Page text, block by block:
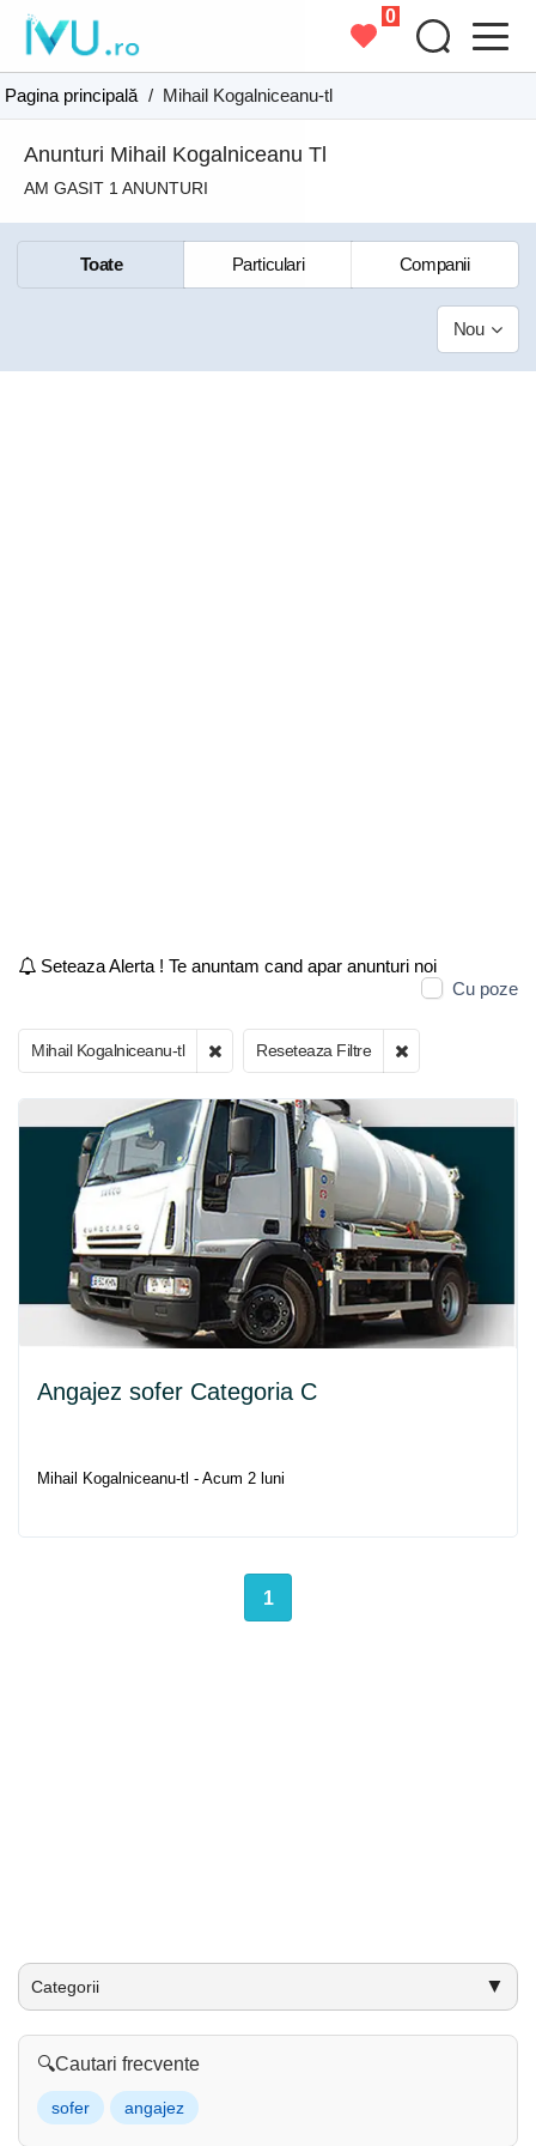
0
Pagina principală / Mihail Kogalniceanu-tl
Anunturi Mihail Kogalniceanu Tl
AM GASIT 1 ANUNTURI
Toate Particulari Companii
Nou
Seteaza Alerta ! Te anuntam cand apar anunturi noi
Cu poze
Mihail Kogalniceanu-tl Reseteaza Filtre
Angajez sofer Categoria C
Mihail Kogalniceanu-tl - Acum 2 luni
1
Categorii ▼
🔍Cautari frecvente
sofer angajez